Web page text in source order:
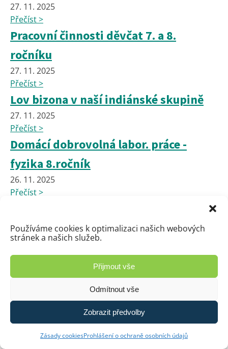
Používáme cookies k optimalizaci našich webových
stránek a našich služeb.
Přijmout vše
Odmítnout vše
Zobrazit předvolby
Zásady cookiesProhlášení o ochraně osobních údajů
27. 11. 2025
Přečíst >
Pracovní činnosti děvčat 7. a 8.
ročníku
27. 11. 2025
Přečíst >
Lov bizona v naší indiánské skupině
27. 11. 2025
Přečíst >
Domácí dobrovolná labor. práce -
fyzika 8.ročník
26. 11. 2025
Přečíst >
fyzika 9.ročník
26. 11. 2025
Přečíst >
📢 UPOZORNĚNÍ PRO RODIČE A
NÁVŠTĚVNÍKY – ZÁKAZ PARKOVÁNÍ
Přečíst >
Domácí experiment z FYZIKY pro